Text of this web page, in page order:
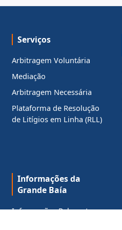
Serviços
Arbitragem Voluntária
Mediação
Arbitragem Necessária
Plataforma de Resolução
de Litígios em Linha (RLL)
Informações da
Grande Baía
Informações Relevantes